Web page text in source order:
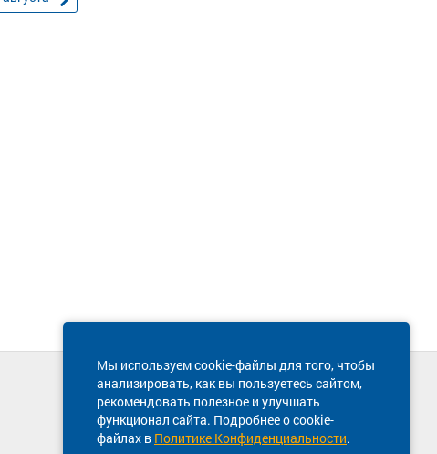
Мы используем cookie-файлы для того, чтобы
анализировать, как вы пользуетесь сайтом,
рекомендовать полезное и улучшать
функционал сайта. Подробнее о cookie-
файлах в Политике Конфиденциальности.
Техническая поддержка сайта
8 800 600-03-38